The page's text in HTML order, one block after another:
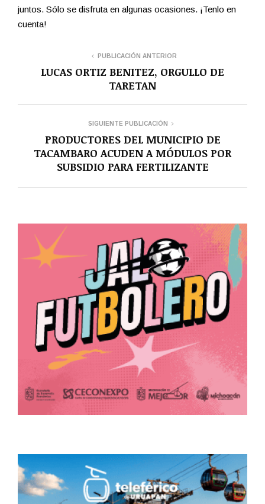
juntos. Sólo se disfruta en algunas ocasiones. ¡Tenlo en
cuenta!
PUBLICACIÓN ANTERIOR
LUCAS ORTIZ BENITEZ, ORGULLO DE
TARETAN
SIGUIENTE PUBLICACIÓN
PRODUCTORES DEL MUNICIPIO DE
TACAMBARO ACUDEN A MÓDULOS POR
SUBSIDIO PARA FERTILIZANTE